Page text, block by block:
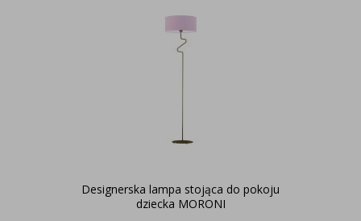
Designerska lampa stojąca do pokoju
dziecka MORONI